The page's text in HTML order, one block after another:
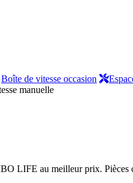
Boîte de vitesse occasion
manuelle
LIFE au meilleur prix. Pièces